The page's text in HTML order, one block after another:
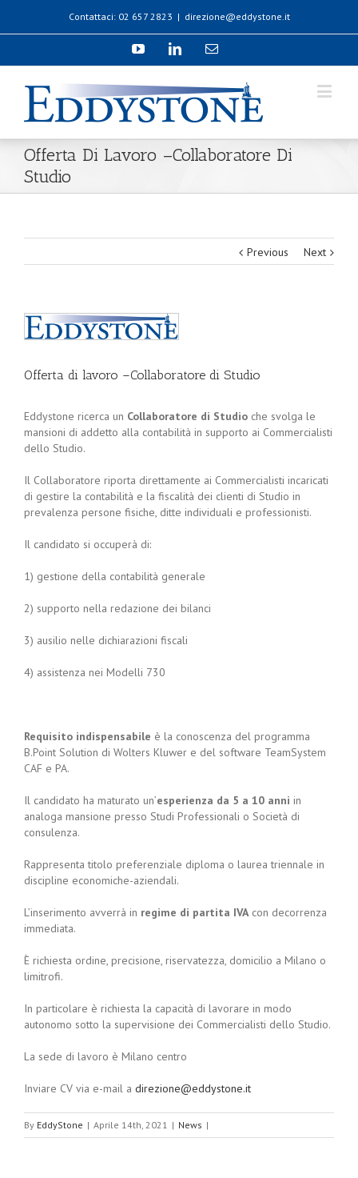
Contattaci: 02 657 2823 | direzione@eddystone.it
Offerta Di Lavoro –Collaboratore Di
Studio
Previous Next
Offerta di lavoro –Collaboratore di Studio
Eddystone ricerca un Collaboratore di Studio che svolga le
mansioni di addetto alla contabilità in supporto ai Commercialisti
dello Studio.
Il Collaboratore riporta direttamente ai Commercialisti incaricati
di gestire la contabilità e la fiscalità dei clienti di Studio in
prevalenza persone fisiche, ditte individuali e professionisti.
Il candidato si occuperà di:
1) gestione della contabilità generale
2) supporto nella redazione dei bilanci
3) ausilio nelle dichiarazioni fiscali
4) assistenza nei Modelli 730
Requisito indispensabile è la conoscenza del programma
B.Point Solution di Wolters Kluwer e del software TeamSystem
CAF e PA.
Il candidato ha maturato un’esperienza da 5 a 10 anni in
analoga mansione presso Studi Professionali o Società di
consulenza.
Rappresenta titolo preferenziale diploma o laurea triennale in
discipline economiche-aziendali.
L’inserimento avverrà in regime di partita IVAcon decorrenza
immediata.
È richiesta ordine, precisione, riservatezza, domicilio a Milano o
limitrofi.
In particolare è richiesta la capacità di lavorare in modo
autonomo sotto la supervisione dei Commercialisti dello Studio.
La sede di lavoro è Milano centro
Inviare CV via e-mail a direzione@eddystone.it
By EddyStone | Aprile 14th, 2021 | News |